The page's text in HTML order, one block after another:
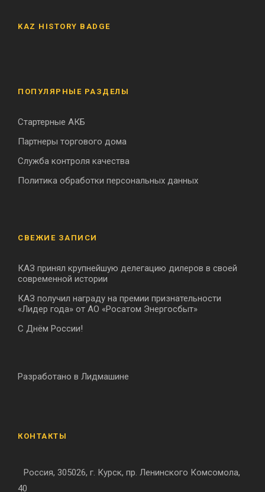
KAZ HISTORY BADGE
ПОПУЛЯРНЫЕ РАЗДЕЛЫ
Стартерные АКБ
Партнеры торгового дома
Служба контроля качества
Политика обработки персональных данных
СВЕЖИЕ ЗАПИСИ
КАЗ принял крупнейшую делегацию дилеров в своей
современной истории
КАЗ получил награду на премии признательности
«Лидер года» от АО «Росатом Энергосбыт»
С Днём России!
Разработано в Лидмашине
КОНТАКТЫ
Россия, 305026, г. Курск, пр. Ленинского Комсомола,
40